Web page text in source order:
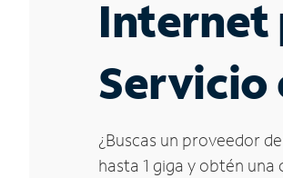
Internet
Servicio
¿Buscas un proveedor
hasta 1 giga y obtén